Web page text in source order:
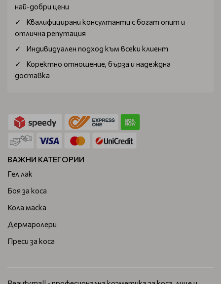
най-добри цени
Квалифицирани консултанти с богат опит и
отлична репутация
Индивидуален подход към всеки клиент
Коректно отношение, бърза и надеждна
доставка
ВАЖНИ КАТЕГОРИИ
Гел лак
Боя за коса
Кола маска
Дермаролери
Преси за коса